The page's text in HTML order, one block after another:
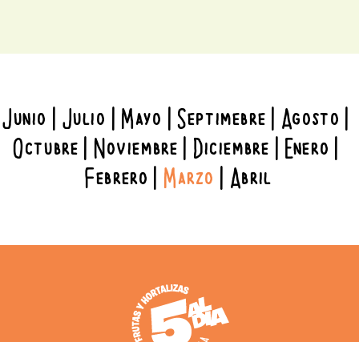
Junio Julio Mayo Septimebre Agosto
Octubre Noviembre Diciembre Enero
Febrero Marzo Abril